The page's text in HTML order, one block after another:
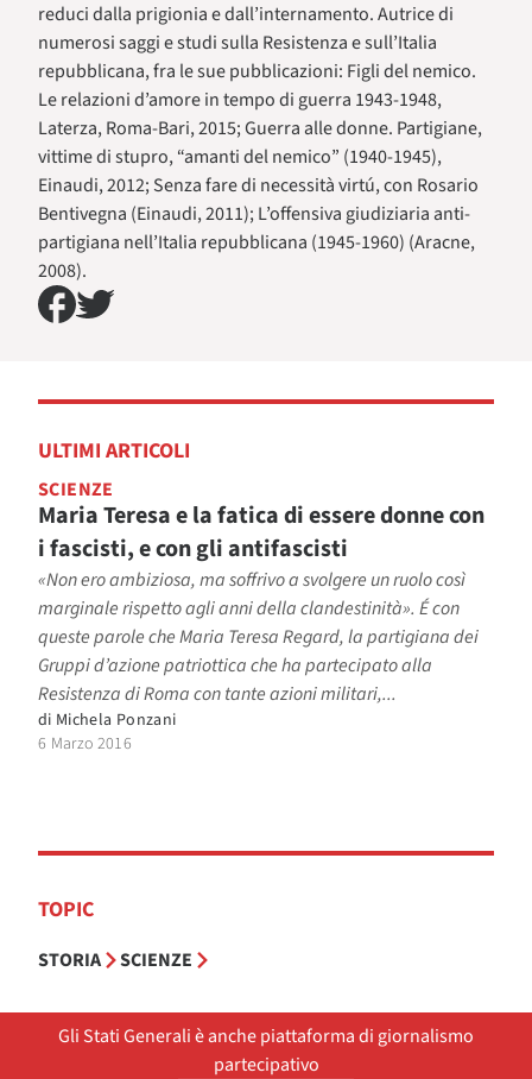
reduci dalla prigionia e dall’internamento. Autrice di
numerosi saggi e studi sulla Resistenza e sull’Italia
repubblicana, fra le sue pubblicazioni: Figli del nemico.
Le relazioni d’amore in tempo di guerra 1943-1948,
Laterza, Roma-Bari, 2015; Guerra alle donne. Partigiane,
vittime di stupro, “amanti del nemico” (1940-1945),
Einaudi, 2012; Senza fare di necessità virtú, con Rosario
Bentivegna (Einaudi, 2011); L’offensiva giudiziaria anti-
partigiana nell’Italia repubblicana (1945-1960) (Aracne,
2008).
ULTIMI ARTICOLI
SCIENZE
Maria Teresa e la fatica di essere donne con
i fascisti, e con gli antifascisti
«Non ero ambiziosa, ma soffrivo a svolgere un ruolo così
marginale rispetto agli anni della clandestinità». É con
queste parole che Maria Teresa Regard, la partigiana dei
Gruppi d’azione patriottica che ha partecipato alla
Resistenza di Roma con tante azioni militari,...
di Michela Ponzani
6 Marzo 2016
TOPIC
STORIA SCIENZE
Gli Stati Generali è anche piattaforma di giornalismo
partecipativo